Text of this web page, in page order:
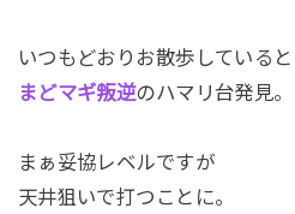
いつもどおりお散歩していると
まどマギ叛逆のハマリ台発見。
まぁ妥協レベルですが
天井狙いで打つことに。